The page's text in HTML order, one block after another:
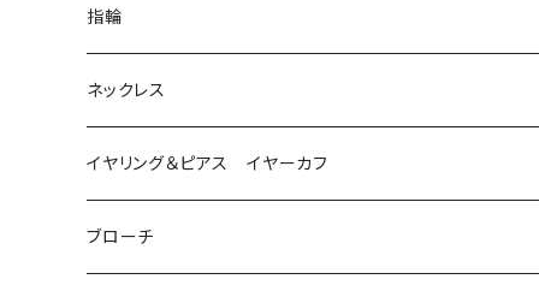
指輪
は虫類
ダイヤモンド
ルビー
猫
カラーストーン
かえる
ネックレス
は虫類
ダイヤモンド
うさぎ
イヤリング＆ピアス イヤーカフ
かえる
ブローチ